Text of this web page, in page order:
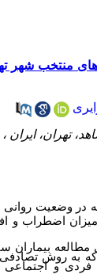
تهران، ایران ،
در وضعیت روانی
اضطراب و
در سال 1400 انجام شد. جامعه
فردی و